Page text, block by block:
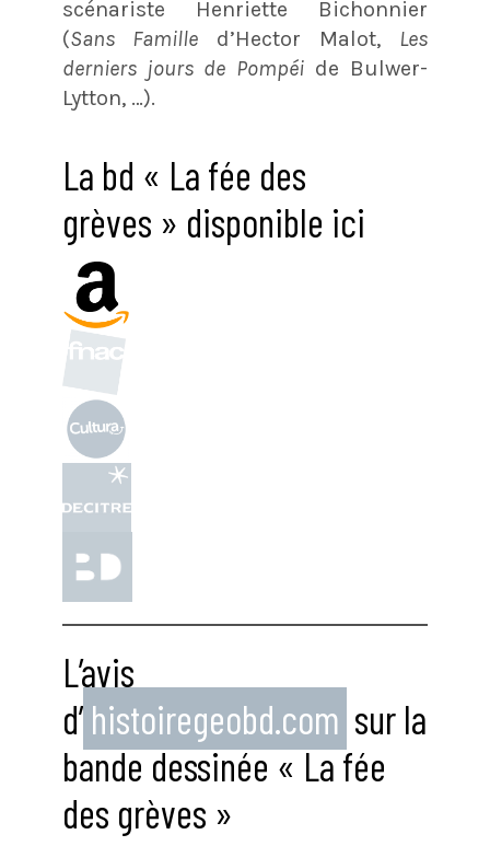
scénariste Henriette Bichonnier
(Sans Familled’Hector Malot, Les
derniers jours de Pompéide Bulwer-
Lytton, …).
La bd « La fée des
grèves » disponible ici
L’avis
d’ histoiregeobd.com sur la
bande dessinée « La fée
des grèves »